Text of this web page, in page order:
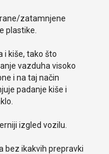
zatamnjene
plastike.
i kiše, tako što
vazduha visoko
i na taj način
padanje kiše i
izgled vozilu.
bez ikakvih prepravki